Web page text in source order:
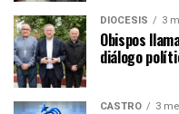
DIÓCESIS 3
Obispos
diálogo
CASTRO 3